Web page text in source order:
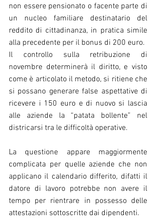
non essere pensionato o facente parte di
un nucleo familiare destinatario del
reddito di cittadinanza, in pratica simile
alla precedente per il bonus di 200 euro.
Il controllo sulla retribuzione di
novembre determinerà il diritto, e visto
come è articolato il metodo, si ritiene che
si possano generare false aspettative di
ricevere i 150 euro e di nuovo si lascia
alle aziende la “patata bollente” nel
districarsi tra le difficoltà operative.
La questione appare maggiormente
complicata per quelle aziende che non
applicano il calendario differito, difatti il
datore di lavoro potrebbe non avere il
tempo per rientrare in possesso delle
attestazioni sottoscritte dai dipendenti.